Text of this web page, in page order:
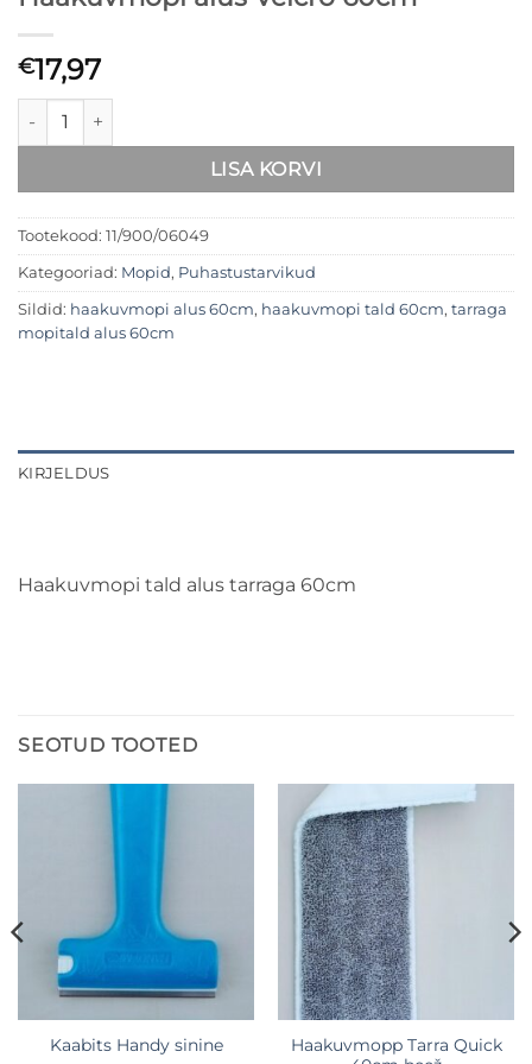
€17,97
Haakuvmopi alus Velcro 60cm kogus
LISA KORVI
Tootekood: 11/900/06049
Kategooriad: Mopid, Puhastustarvikud
Sildid: haakuvmopi alus 60cm, haakuvmopi tald 60cm, tarraga
mopitald alus 60cm
KIRJELDUS
Haakuvmopi tald alus tarraga 60cm
SEOTUD TOOTED
Kaabits Handy sinine
Haakuvmopp Tarra Quick